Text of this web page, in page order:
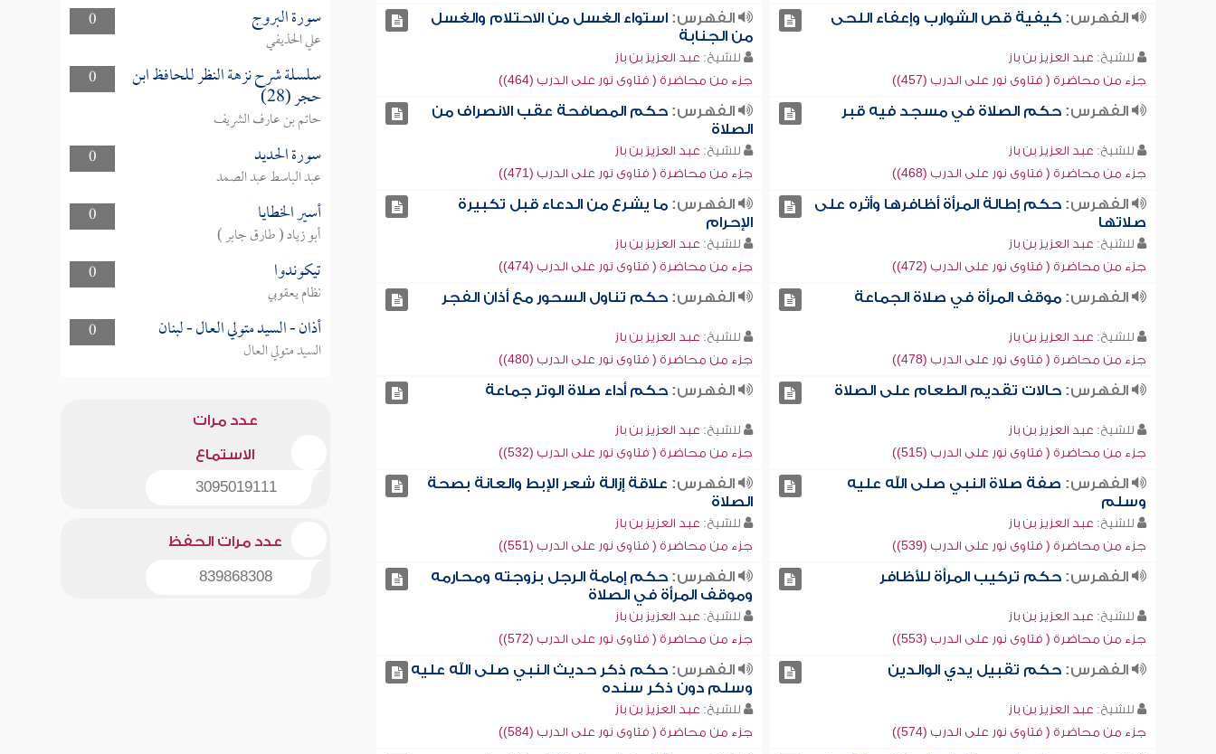
الفهرس:كيفية قص الشوارب وإعفاء اللحى
للشيخ: عبد العزيز بن باز
جزء من محاضرة ( فتاوى نور على الدرب (457))
الفهرس: استواء الغسل من الاحتلام والغسل
من الجنابة
للشيخ: عبد العزيز بن باز
جزء من محاضرة ( فتاوى نور على الدرب (464))
الفهرس:حكم الصلاة في مسجد فيه قبر
للشيخ: عبد العزيز بن باز
جزء من محاضرة ( فتاوى نور على الدرب (468))
الفهرس: حكم المصافحة عقب الانصراف من
الصلاة
للشيخ: عبد العزيز بن باز
جزء من محاضرة ( فتاوى نور على الدرب (471))
الفهرس:حكم إطالة المرأة أظافرها وأثره على
صلاتها
للشيخ: عبد العزيز بن باز
جزء من محاضرة ( فتاوى نور على الدرب (472))
الفهرس: ما يشرع من الدعاء قبل تكبيرة
الإحرام
للشيخ: عبد العزيز بن باز
جزء من محاضرة ( فتاوى نور على الدرب (474))
الفهرس:موقف المرأة في صلاة الجماعة
للشيخ: عبد العزيز بن باز
جزء من محاضرة ( فتاوى نور على الدرب (478))
الفهرس: حكم تناول السحور مع أذان الفجر
للشيخ: عبد العزيز بن باز
جزء من محاضرة ( فتاوى نور على الدرب (480))
الفهرس:حالات تقديم الطعام على الصلاة
للشيخ: عبد العزيز بن باز
جزء من محاضرة ( فتاوى نور على الدرب (515))
الفهرس: حكم أداء صلاة الوتر جماعة
للشيخ: عبد العزيز بن باز
جزء من محاضرة ( فتاوى نور على الدرب (532))
الفهرس: صفة صلاة النبي صلى الله عليه
وسلم
للشيخ: عبد العزيز بن باز
جزء من محاضرة ( فتاوى نور على الدرب (539))
الفهرس: علاقة إزالة شعر الإبط والعانة بصحة
الصلاة
للشيخ: عبد العزيز بن باز
جزء من محاضرة ( فتاوى نور على الدرب (551))
الفهرس:حكم تركيب المرأة للأظافر
للشيخ: عبد العزيز بن باز
جزء من محاضرة ( فتاوى نور على الدرب (553))
الفهرس: حكم إمامة الرجل بزوجته ومحارمه
وموقف المرأة في الصلاة
للشيخ: عبد العزيز بن باز
جزء من محاضرة ( فتاوى نور على الدرب (572))
الفهرس:حكم تقبيل يدي الوالدين
للشيخ: عبد العزيز بن باز
جزء من محاضرة ( فتاوى نور على الدرب (574))
الفهرس: حكم ذكر حديث النبي صلى الله عليه
وسلم دون ذكر سنده
للشيخ: عبد العزيز بن باز
جزء من محاضرة ( فتاوى نور على الدرب (584))
0
سورة البروج
علي الحذيفي
0
سلسلة شرح نزهة النظر للحافظ ابن
حجر (28)
حاتم بن عارف الشريف
0
سورة الحديد
عبد الباسط عبد الصمد
0
أسير الخطايا
أبو زياد ( طارق جابر )
0
تيكوندوا
نظام يعقوبي
0
أذان - السيد متولي العال - لبنان
السيد متولي العال
عدد مرات
الاستماع
3095019111
عدد مرات الحفظ
839868308